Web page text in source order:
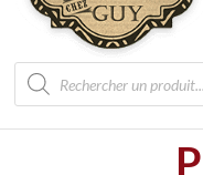
Recherche
de
produits